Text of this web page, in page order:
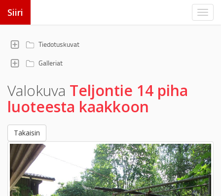
Siiri
Tiedotuskuvat
Galleriat
Valokuva Teljontie 14 piha
luoteesta kaakkoon
Takaisin